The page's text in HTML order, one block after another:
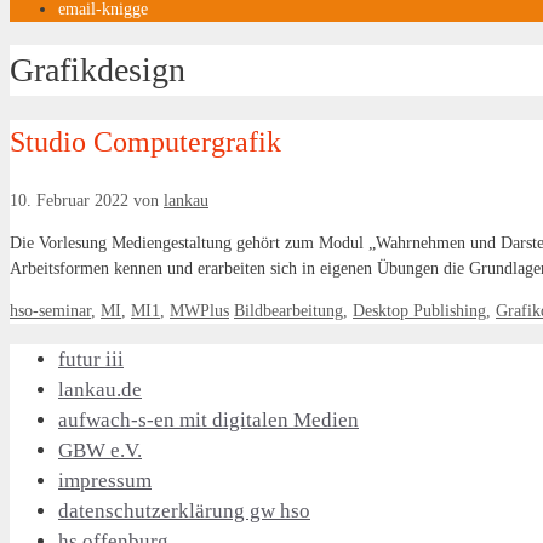
email-knigge
Grafikdesign
Studio Computergrafik
10. Februar 2022 von lankau
Die Vorlesung Mediengestaltung gehört zum Modul „Wahrnehmen und
Arbeitsformen kennen und erarbeiten sich in eigenen Übungen die
Kategorien
hso-seminar, MI MI1 MWPlus Schlagwörter
Bildbearbeitung Desktop Publishing
futur iii
lankau.de
aufwach-s-en mit digitalen Medien
GBW e.V.
impressum
datenschutzerklärung gw hso